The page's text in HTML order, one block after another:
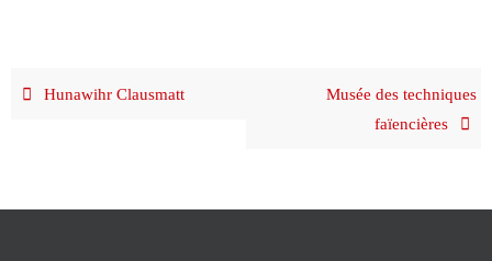
Hunawihr Clausmatt
Musée des techniques
faïencières